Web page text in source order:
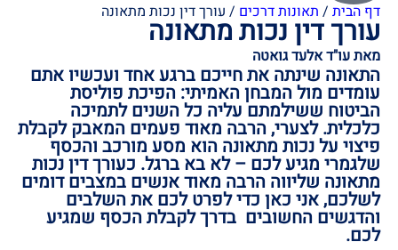
דף הבית / תאונות דרכים / עורך דין נכות מתאונה
עורך דין נכות מתאונה
מאת עו"ד אלעד גואטה
התאונה שינתה את חייכם ברגע אחד ועכשיו אתם
עומדים מול המבחן האמיתי: הפיכת פוליסת
הביטוח ששילמתם עליה כל השנים לתמיכה
כלכלית. לצערי, הרבה מאוד פעמים המאבק לקבלת
פיצוי על נכות מתאונה הוא מסע מורכב והכסף
שלגמרי מגיע לכם – לא בא ברגל. כעורך דין נכות
מתאונה שליווה הרבה מאוד אנשים במצבים דומים
לשלכם, אני כאן כדי לפרט לכם את השלבים
והדגשים החשובים בדרך לקבלת הכסף שמגיע
לכם.